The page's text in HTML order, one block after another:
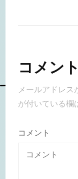
コメン
メールアドレス
が付いている欄
コメント